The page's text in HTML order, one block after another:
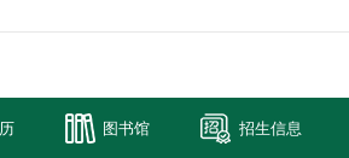
图书馆 招生信息